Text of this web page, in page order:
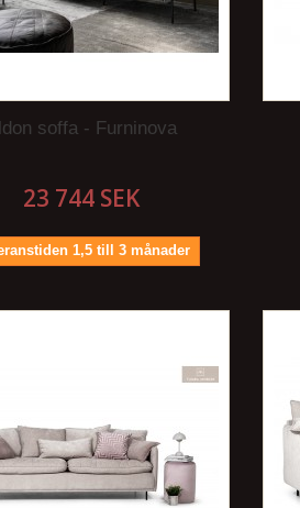
soffa - Furninova
23 744 SEK
1,5 till 3 månader